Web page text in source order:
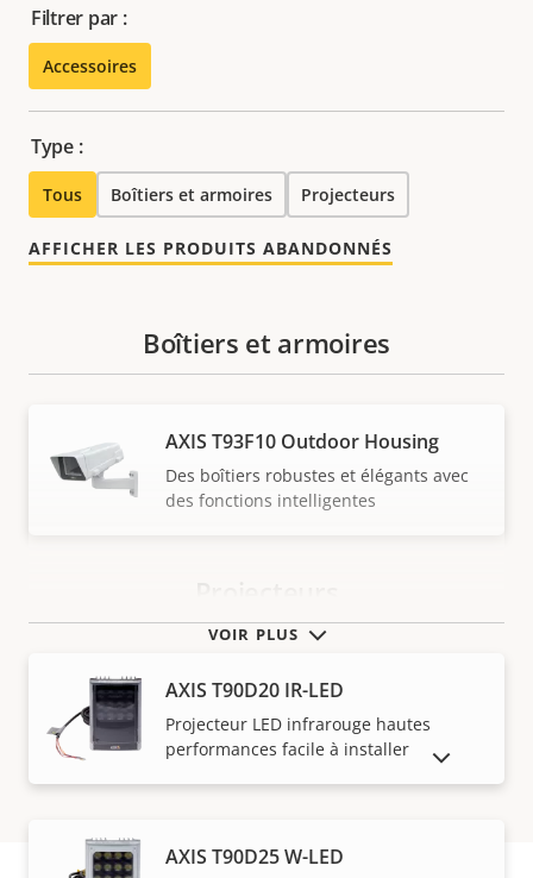
Filtrer par :
Accessoires
Type :
Tous Boîtiers et armoires Projecteurs
AFFICHER LES PRODUITS ABANDONNÉS
VOIR PLUS
Boîtiers et armoires
AXIS T93F10 Outdoor Housing
Des boîtiers robustes et élégants avec
des fonctions intelligentes
AXIS T90D20 IR-LED
Projecteur LED infrarouge hautes
performances facile à installer
AXIS T90D25 W-LED
AFFICHER LES PRODUITS ABANDONNÉS